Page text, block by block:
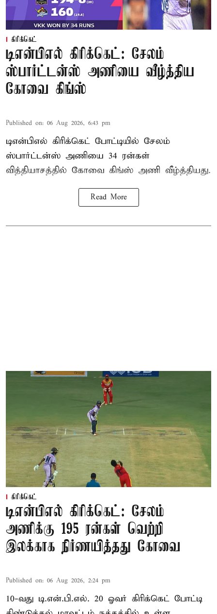
கிரிக்கெட்
டிஎன்பிஎல் கிரிக்கெட்: சேலம்
ஸ்பார்ட்டன்ஸ் அணியை வீழ்த்திய
கோவை கிங்ஸ்
Published on: 06 Aug 2026, 6:43 pm
டிஎன்பிஎல் கிரிக்கெட் போட்டியில் சேலம்
ஸ்பார்ட்டன்ஸ் அணியை 34 ரன்கள்
வித்தியாசத்தில் கோவை கிங்ஸ் அணி வீழ்த்தியது.
Read More
கிரிக்கெட்
டிஎன்பிஎல் கிரிக்கெட்: சேலம்
அணிக்கு 195 ரன்கள் வெற்றி
இலக்காக நிர்ணயித்தது கோவை
Published on: 06 Aug 2026, 2:24 pm
10-வது டி.என்.பி.எல். 20 ஓவர் கிரிக்கெட் போட்டி